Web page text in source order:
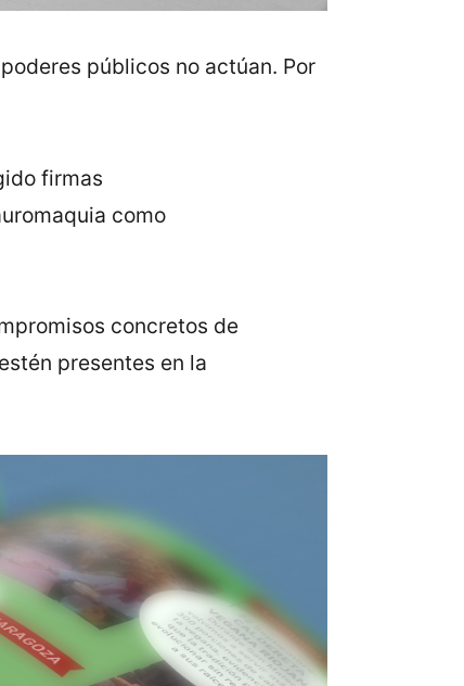
públicos no actúan. Por
firmas
como
concretos de
presentes en la